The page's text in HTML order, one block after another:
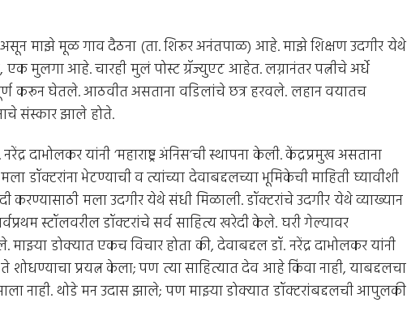
असून माझे मूळ गाव दैठना (ता. शिरूर अनंतपाळ) आहे. माझे शिक्षण उदगीर येथे
मुलगा आहे. चारही मुलं पोस्ट ग्रॅज्युएट आहेत. लग्नानंतर पत्नीचे अर्धे
करून घेतले. आठवीत असताना वडिलांचे छत्र हरवले. लहान वयातच
संस्कार झाले होते.
दाभोलकर यांनी ‘महाराष्ट्र अंनिस’ची स्थापना केली. केंद्रप्रमुख असताना
डॉक्टरांना भेटण्याची व त्यांच्या देवाबद्दलच्या भूमिकेची माहिती घ्यावीशी
करण्यासाठी मला उदगीर येथे संधी मिळाली. डॉक्टरांचे उदगीर येथे व्याख्यान
स्टॉलवरील डॉक्टरांचे सर्व साहित्य खरेदी केले. घरी गेल्यावर
डोक्यात एकच विचार होता की, देवाबद्दल डॉ. नरेंद्र दाभोलकर यांनी
प्रयत्न केला; पण त्या साहित्यात देव आहे किंवा नाही, याबद्दलचा
नाही. थोडे मन उदास झाले; पण माझ्या डोक्यात डॉक्टरांबद्दलची आपुलकी